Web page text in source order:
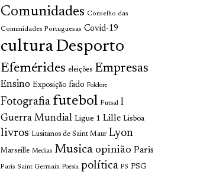
Comunidades Conselho das
Comunidades Portuguesas Covid-19
culturaDesporto
Efemérides eleições Empresas
Ensino Exposição fado Folclore
Fotografia futebol Futsal I
Guerra Mundial Ligue 1 Lille Lisboa
livros Lusitanos de Saint Maur Lyon
Marseille Medias Musica opinião Paris
Paris Saint Germain Poesia política PS PSG